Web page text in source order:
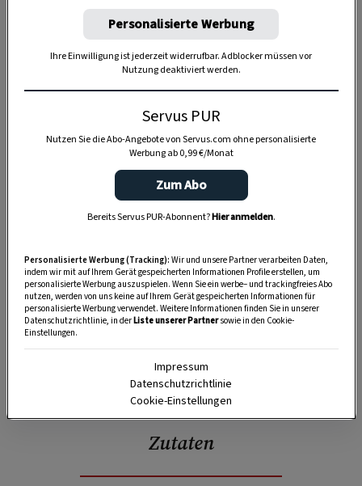
SPEICHERN DRUCKEN
Zutaten
Personalisierte Werbung
Ihre Einwilligung ist jederzeit widerrufbar. Adblocker müssen vor
Nutzung deaktiviert werden.
Servus PUR
Nutzen Sie die Abo-Angebote von Servus.com ohne personalisierte
Werbung ab 0,99 €/Monat
Zum Abo
Bereits Servus PUR-Abonnent?Hier anmelden.
Personalisierte Werbung (Tracking): Wir und unsere Partner verarbeiten Daten,
indem wir mit auf Ihrem Gerät gespeicherten Informationen Profile erstellen, um
personalisierte Werbung auszuspielen. Wenn Sie ein werbe– und trackingfreies Abo
nutzen, werden von uns keine auf Ihrem Gerät gespeicherten Informationen für
personalisierte Werbung verwendet. Weitere Informationen finden Sie in unserer
Datenschutzrichtlinie, in derListe unserer Partnersowie in den Cookie-
Einstellungen.
Impressum
Datenschutzrichtlinie
Cookie-Einstellungen